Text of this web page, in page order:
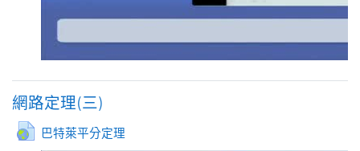
網路定理(三)
巴特萊平分定理
網址